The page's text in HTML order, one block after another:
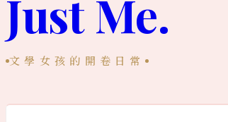
內
容
Just Me.
文學女孩的開卷日常